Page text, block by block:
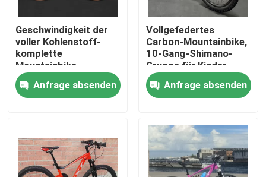
Zu Hause
Über uns
Geschwindigkeit der
voller Kohlenstoff-
komplette
Mountainbike-
Scheibenbremse-29er
Shimano der Gruppen-
11
Anfrage absenden
Vollgefedertes
Carbon-Mountainbike,
10-Gang-Shimano-
Gruppe für Kinder
Anfrage absenden